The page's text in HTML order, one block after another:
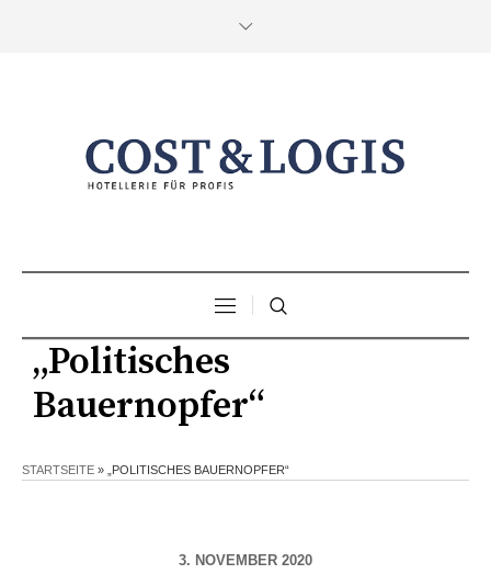
„Politisches
Bauernopfer“
STARTSEITE » „POLITISCHES BAUERNOPFER“
3. NOVEMBER 2020